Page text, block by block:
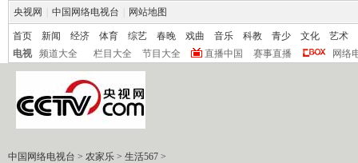
央视网 中国网络电视台 网站地图
首页 新闻 经济 体育 综艺 春晚 戏曲 音乐 科教 青少 文化
艺术
电视
频道大全 栏目大全 节目大全 直播中国 赛事直播 网络
中国网络电视台 > 农家乐 > 生活567 >